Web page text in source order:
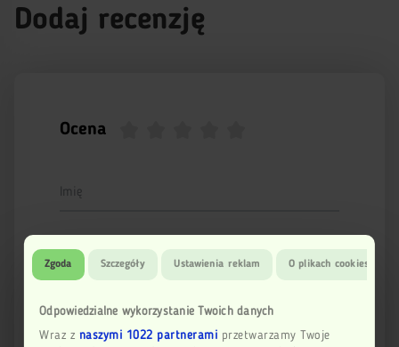
Zgoda Szczegóły Ustawienia reklam O plikach cookies
Odpowiedzialne wykorzystanie Twoich danych
Wraz z naszymi 1022 partneramiprzetwarzamy Twoje
Dodaj recenzję
Ocena
Imię
Email
Twoja opinia